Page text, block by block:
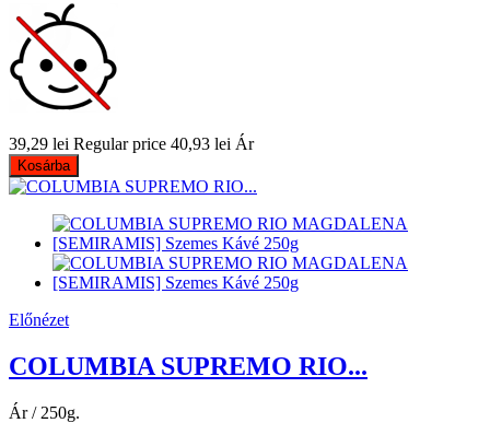
39,29 lei Regular price 40,93 lei Ár
Kosárba
Előnézet
COLUMBIA SUPREMO RIO...
Ár / 250g.